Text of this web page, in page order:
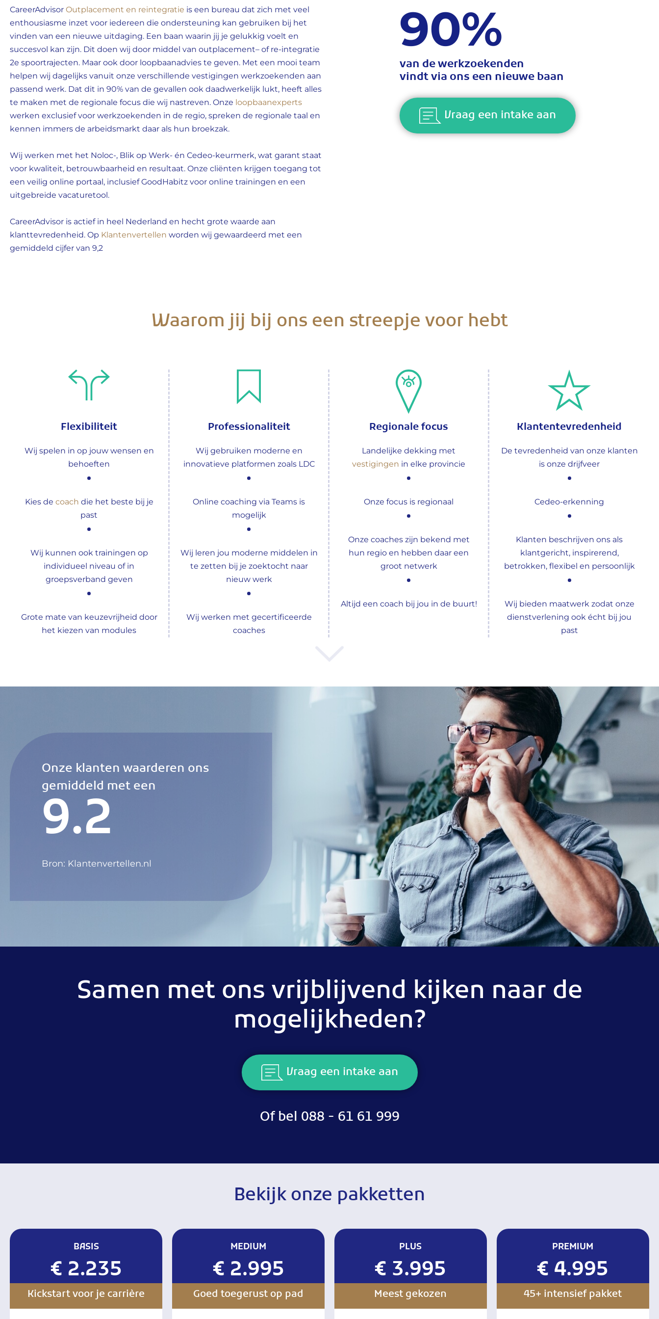
CareerAdvisorOutplacement en reintegratie is een bureau dat zich met veel
enthousiasme inzet voor iedereen die ondersteuning kan gebruiken bij het
vinden van een nieuwe uitdaging. Een baan waarin jij je gelukkig voelt en
succesvol kan zijn. Dit doen wij door middel van outplacement– of re-integratie
2e spoortrajecten. Maar ook door loopbaanadvies te geven. Met een mooi team
helpen wij dagelijks vanuit onze verschillende vestigingen werkzoekenden aan
passend werk. Dat dit in 90% van de gevallen ook daadwerkelijk lukt, heeft alles
te maken met de regionale focus die wij nastreven. Onze loopbaanexperts
werken exclusief voor werkzoekenden in de regio, spreken de regionale taal en
kennen immers de arbeidsmarkt daar als hun broekzak.
Wij werken met het Noloc-, Blik op Werk- én Cedeo-keurmerk, wat garant staat
voor kwaliteit, betrouwbaarheid en resultaat. Onze cliënten krijgen toegang tot
een veilig online portaal, inclusief GoodHabitz voor online trainingen en een
uitgebreide vacaturetool.
CareerAdvisor is actief in heel Nederland en hecht grote waarde aan
klanttevredenheid. Op Klantenvertellen worden wij gewaardeerd met een
gemiddeld cijfer van 9,2
90%
van de werkzoekenden
vindt via ons een nieuwe baan
Vraag een intake aan
Waarom jij bij ons een streepje voor hebt
Flexibiliteit
Wij spelen in op jouw wensen en
behoeften
Kies de coach die het beste bij je
past
Wij kunnen ook trainingen op
individueel niveau of in
groepsverband geven
Grote mate van keuzevrijheid door
het kiezen van modules
Professionaliteit
Wij gebruiken moderne en
innovatieve platformen zoals LDC
Online coaching via Teams is
mogelijk
Wij leren jou moderne middelen in
te zetten bij je zoektocht naar
nieuw werk
Wij werken met gecertificeerde
coaches
Regionale focus
Landelijke dekking met
vestigingen in elke provincie
Onze focus is regionaal
Onze coaches zijn bekend met
hun regio en hebben daar een
groot netwerk
Altijd een coach bij jou in de buurt!
Klantentevredenheid
De tevredenheid van onze klanten
is onze drijfveer
Cedeo-erkenning
Klanten beschrijven ons als
klantgericht, inspirerend,
betrokken, flexibel en persoonlijk
Wij bieden maatwerk zodat onze
dienstverlening ook écht bij jou
past
Onze klanten waarderen ons
gemiddeld met een
9.2
Bron: Klantenvertellen.nl
Samen met ons vrijblijvend kijken naar de
mogelijkheden?
Vraag een intake aan
Of bel088 - 61 61 999
Bekijk onze pakketten
BASIS
€ 2.235
Kickstart voor je carrière
MEDIUM
€ 2.995
Goed toegerust op pad
PLUS
€ 3.995
Meest gekozen
PREMIUM
€ 4.995
45+ intensief pakket